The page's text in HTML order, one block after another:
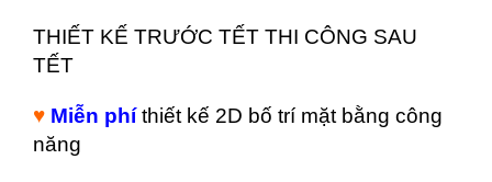
THIẾT KẾ TRƯỚC TẾT THI CÔNG SAU
TẾT
♥ Miễn phíthiết kế 2D bố trí mặt bằng công
năng